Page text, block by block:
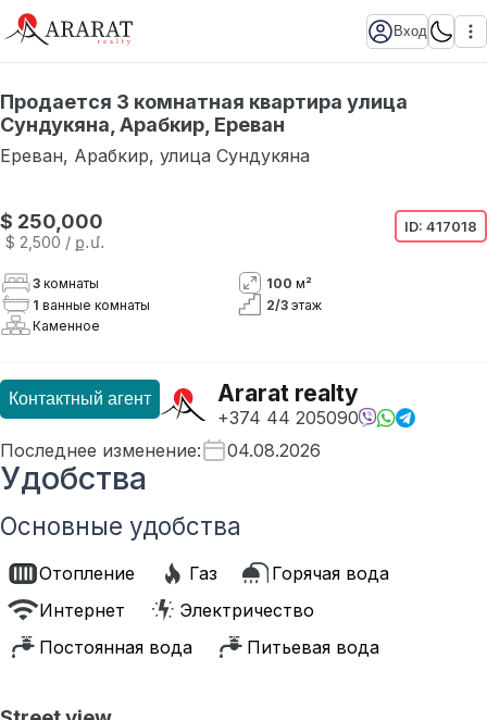
Вход
Продается 3 комнатная квартира улица
Сундукяна, Арабкир, Ереван
Ереван, Арабкир, улица Сундукяна
$ 250,000
$ 2,500 / ք․մ․
ID: 417018
3 комнаты 100 м²
1 ванные комнаты 2/3 этаж
Каменное
Контактный агент Ararat realty
+374 44 205090
Последнее изменение: 04.08.2026
Удобства
Основные удобства
Отопление Газ
Горячая вода
Интернет
Электричество
Постоянная вода
Питьевая вода